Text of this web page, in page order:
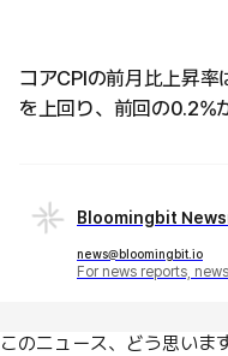
コアCPIの前月比上昇
を上回り、前回の0.2%
Bloomingbit
news@bloomingbit.io
For news reports,
このニュース、どう思いま